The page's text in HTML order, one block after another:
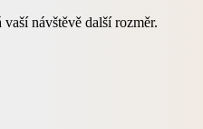
návštěvě další rozměr.